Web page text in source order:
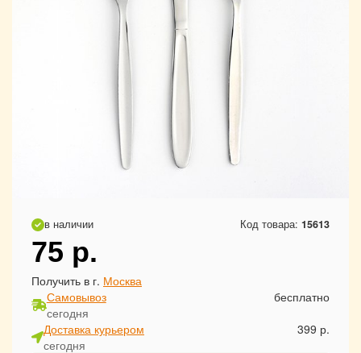
в наличии Код товара: 15613
75 р.
Получить в г. Москва
Самовывоз
сегодня
бесплатно
Доставка курьером
сегодня
399 р.